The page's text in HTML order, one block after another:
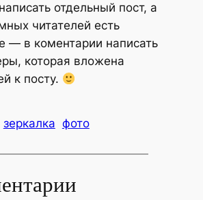
отдельный пост, а
читателей есть
— в коментарии написать
которая вложена
к посту.
зеркалка фото